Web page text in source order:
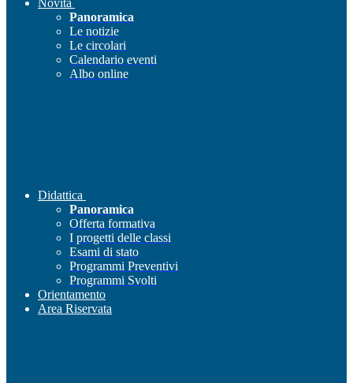
Novità
Panoramica
Le notizie
Le circolari
Calendario eventi
Albo online
Didattica
Panoramica
Offerta formativa
I progetti delle classi
Esami di stato
Programmi Preventivi
Programmi Svolti
Orientamento
Area Riservata